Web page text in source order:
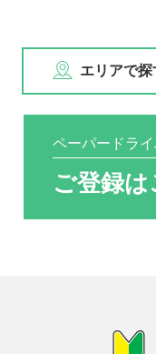
エリアで探
ペーパードラ
ご登録は